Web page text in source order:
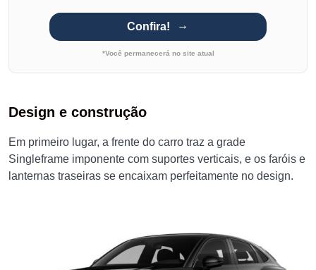
Confira!
*Você permanecerá no site atual
Design e construção
Em primeiro lugar, a frente do carro traz a grade
Singleframe imponente com suportes verticais, e os faróis e
lanternas traseiras se encaixam perfeitamente no design.